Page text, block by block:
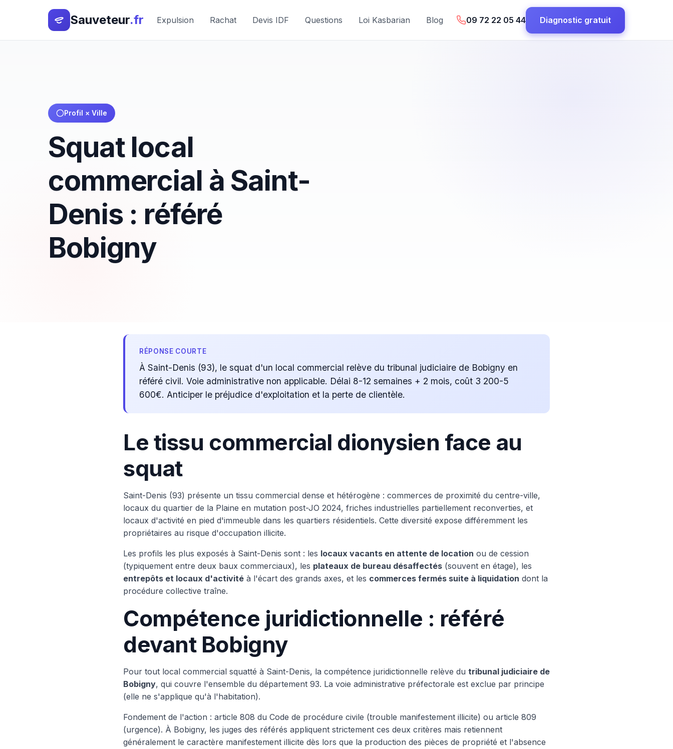
Sauveteur.fr Expulsion Rachat Devis IDF Questions Loi Kasbarian Blog 09 72 22 05 44 Diagnostic gratuit
Profil × Ville
Squat local
commercial à Saint-
Denis : référé
Bobigny
RÉPONSE COURTE
À Saint-Denis (93), le squat d'un local commercial relève du tribunal judiciaire de Bobigny en
référé civil. Voie administrative non applicable. Délai 8-12 semaines + 2 mois, coût 3 200-5
600€. Anticiper le préjudice d'exploitation et la perte de clientèle.
Le tissu commercial dionysien face au
squat
Saint-Denis (93) présente un tissu commercial dense et hétérogène : commerces de proximité du centre-ville,
locaux du quartier de la Plaine en mutation post-JO 2024, friches industrielles partiellement reconverties, et
locaux d'activité en pied d'immeuble dans les quartiers résidentiels. Cette diversité expose différemment les
propriétaires au risque d'occupation illicite.
Les profils les plus exposés à Saint-Denis sont : les locaux vacants en attente de location ou de cession
(typiquement entre deux baux commerciaux), les plateaux de bureau désaffectés (souvent en étage), les
entrepôts et locaux d'activité à l'écart des grands axes, et les commerces fermés suite à liquidation dont la
procédure collective traîne.
Compétence juridictionnelle : référé
devant Bobigny
Pour tout local commercial squatté à Saint-Denis, la compétence juridictionnelle relève du tribunal judiciaire de
Bobigny, qui couvre l'ensemble du département 93. La voie administrative préfectorale est exclue par principe
(elle ne s'applique qu'à l'habitation).
Fondement de l'action : article 808 du Code de procédure civile (trouble manifestement illicite) ou article 809
(urgence). À Bobigny, les juges des référés appliquent strictement ces deux critères mais retiennent
généralement le caractère manifestement illicite dès lors que la production des pièces de propriété et l'absence